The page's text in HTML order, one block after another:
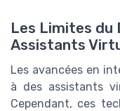
Les Limites du
Assistants
Les avancées en
à des assistants
Cependant, ces